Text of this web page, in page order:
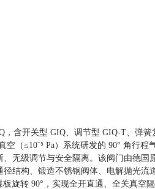
含开关型 GIQ、调节型 GIQ-T、弹簧
空（≤10⁻⁵ Pa）系统研发的 90° 角行
无级调节与安全隔离。该阀门由德国
结构、锻造不锈钢阀体、电解抛光流
旋转 90°，实现全开直通、全关真空